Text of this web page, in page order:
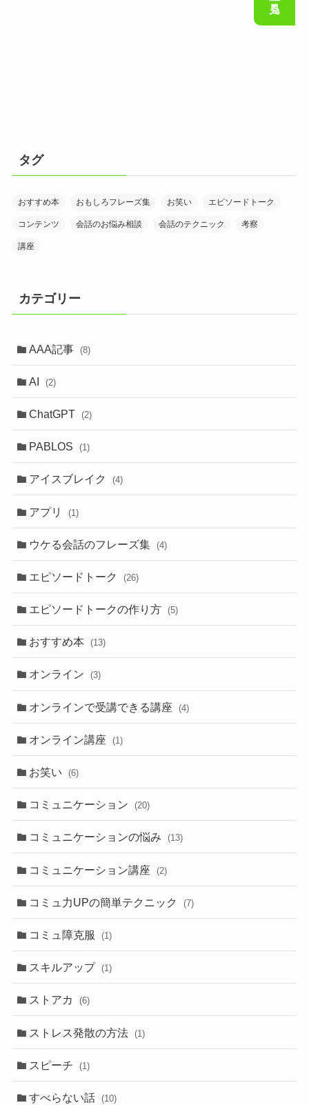
タグ
おすすめ本 おもしろフレーズ集 お笑い エピソードトーク
コンテンツ 会話のお悩み相談 会話のテクニック 考察
講座
カテゴリー
AAA記事 (8)
AI (2)
ChatGPT (2)
PABLOS (1)
アイスブレイク (4)
アプリ (1)
ウケる会話のフレーズ集 (4)
エピソードトーク (26)
エピソードトークの作り方 (5)
おすすめ本 (13)
オンライン (3)
オンラインで受講できる講座 (4)
オンライン講座 (1)
お笑い (6)
コミュニケーション (20)
コミュニケーションの悩み (13)
コミュニケーション講座 (2)
コミュ力UPの簡単テクニック (7)
コミュ障克服 (1)
スキルアップ (1)
ストアカ (6)
ストレス発散の方法 (1)
スピーチ (1)
すべらない話 (10)